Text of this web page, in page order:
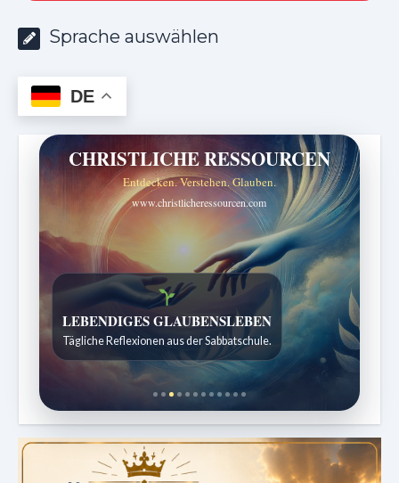
Sprache auswählen
DE
CHRISTLICHE RESSOURCEN
Entdecken. Verstehen. Glauben.
www.christlicheressourcen.com
Bibelgeschichten zum Staunen
Kindergeschichten für 7 bis 12 Jahre.